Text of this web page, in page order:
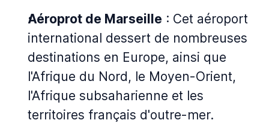
Aéroprot de Marseille : Cet aéroport
international dessert de nombreuses
destinations en Europe, ainsi que
l'Afrique du Nord, le Moyen-Orient,
l'Afrique subsaharienne et les
territoires français d'outre-mer.